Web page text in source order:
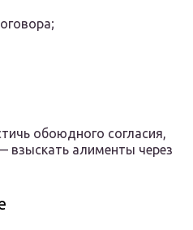
обоюдного согласия,
взыскать алименты через